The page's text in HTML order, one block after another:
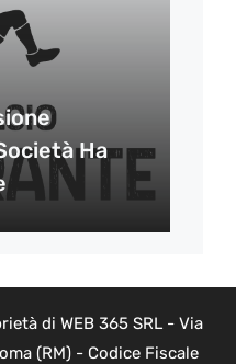
Ha
di WEB 365 SRL - Via
(RM) - Codice Fiscale